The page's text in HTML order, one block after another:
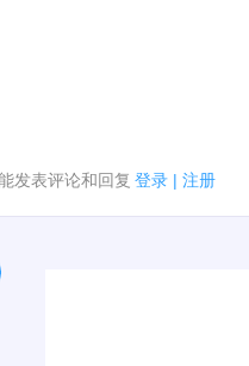
发表评论和回复 登录 | 注册
1.电脑端新用户可以发